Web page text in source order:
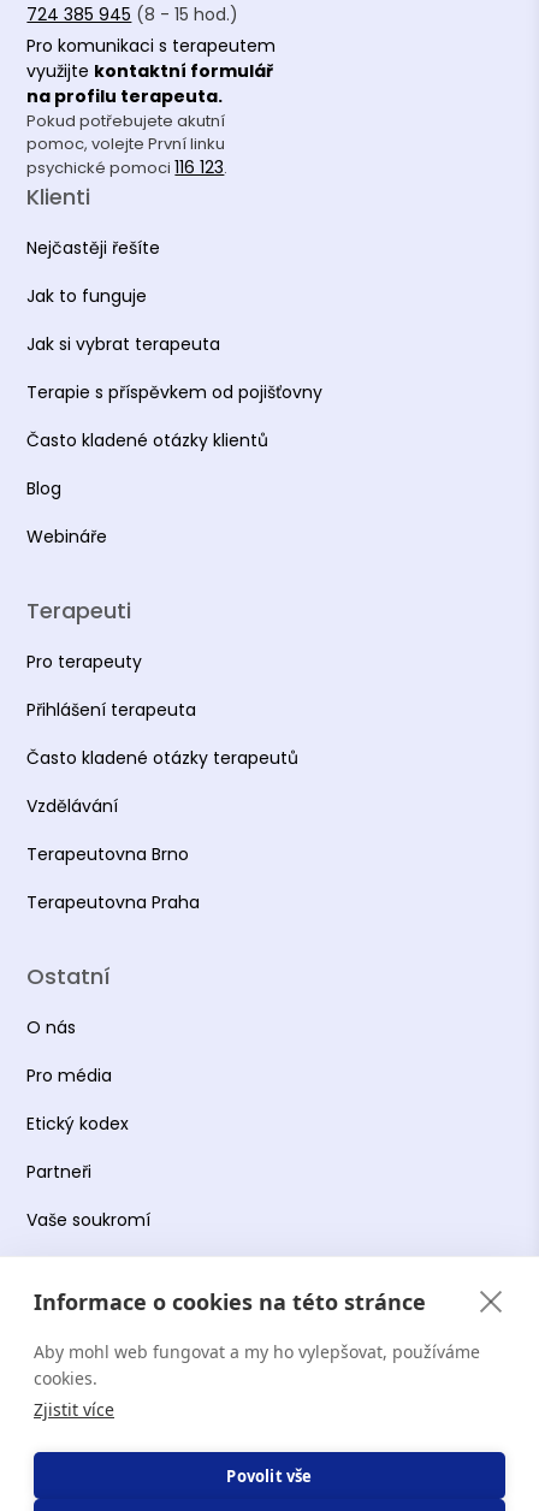
Informace o cookies na této stránce
Aby mohl web fungovat a my ho vylepšovat, používáme
cookies.
Zjistit více
Povolit vše
724 385 945 (8 - 15 hod.)
Pro komunikaci s terapeutem
využijte kontaktní formulář
na profilu terapeuta.
Pokud potřebujete akutní
pomoc, volejte První linku
psychické pomoci116 123.
Klienti
Nejčastěji řešíte
Jak to funguje
Jak si vybrat terapeuta
Terapie s příspěvkem od pojišťovny
Často kladené otázky klientů
Blog
Webináře
Terapeuti
Pro terapeuty
Přihlášení terapeuta
Často kladené otázky terapeutů
Vzdělávání
Terapeutovna Brno
Terapeutovna Praha
Ostatní
O nás
Pro média
Etický kodex
Partneři
Vaše soukromí
Obchodní podmínky
Podmínky používání platformy
Copyright Terapie CZ s.r.o. 2026. Všechna práva